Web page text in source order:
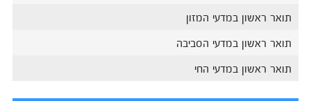
תואר ראשון במדעי המזון
תואר ראשון במדעי הסביבה
תואר ראשון במדעי החי